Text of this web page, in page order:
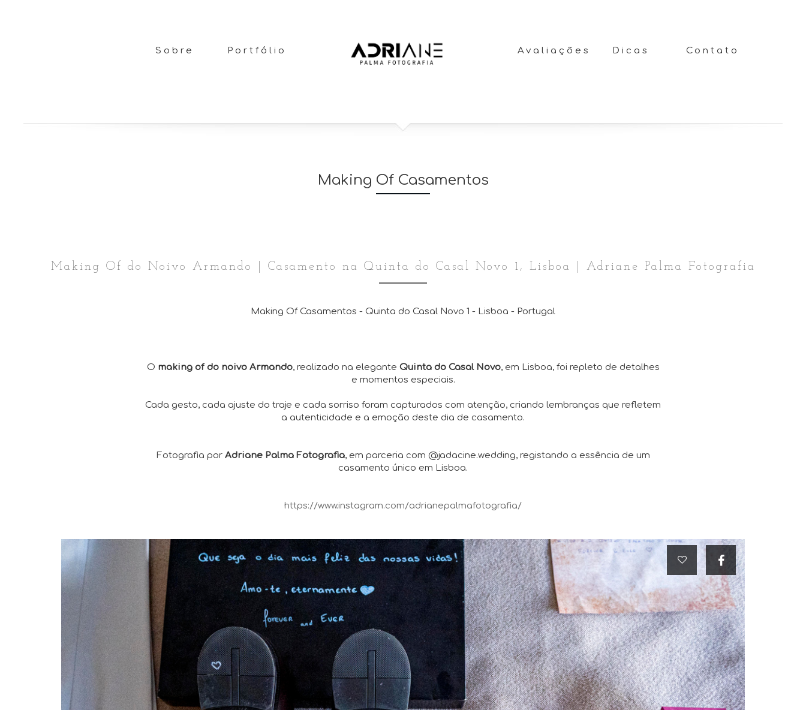
Sobre Portfólio Avaliações Dicas Contato
Making Of Casamentos
Making Of do Noivo Armando | Casamento na Quinta do Casal Novo 1, Lisboa | Adriane Palma Fotografia
Making Of Casamentos - Quinta do Casal Novo 1 - Lisboa - Portugal
O making of do noivo Armando, realizado na elegante Quinta do Casal Novo, em Lisboa, foi repleto de detalhes
e momentos especiais.
Cada gesto, cada ajuste do traje e cada sorriso foram capturados com atenção, criando lembranças que refletem
a autenticidade e a emoção deste dia de casamento.
Fotografia por Adriane Palma Fotografia, em parceria com @jadacine.wedding, registando a essência de um
casamento único em Lisboa.
https://www.instagram.com/adrianepalmafotografia/